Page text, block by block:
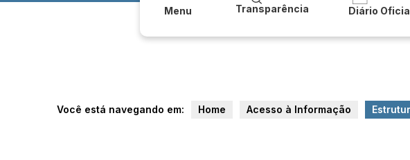
Menu Transparência Diário
Você está navegando em: Home Acesso à Informação